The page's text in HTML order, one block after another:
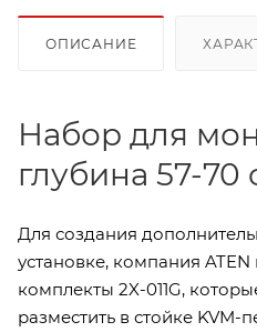
ОПИСАНИЕ
Набор для
глубина 57-70
Для создания
установке, компания
комплекты 2X-011G,
разместить в стойке